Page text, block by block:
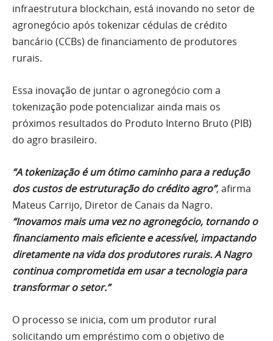
infraestrutura blockchain, está inovando no setor de
agronegócio após tokenizar cédulas de crédito
bancário (CCBs) de financiamento de produtores
rurais.
Essa inovação de juntar o agronegócio com a
tokenização pode potencializar ainda mais os
próximos resultados do Produto Interno Bruto (PIB)
do agro brasileiro.
“A tokenização é um ótimo caminho para a redução
dos custos de estruturação do crédito agro”, afirma
Mateus Carrijo, Diretor de Canais da Nagro.
“Inovamos mais uma vez no agronegócio, tornando o
financiamento mais eficiente e acessível, impactando
diretamente na vida dos produtores rurais. A Nagro
continua comprometida em usar a tecnologia para
transformar o setor.”
O processo se inicia, com um produtor rural
solicitando um empréstimo com o objetivo de